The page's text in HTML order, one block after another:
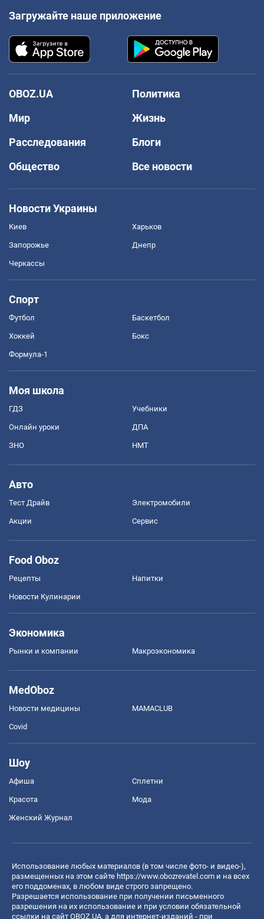
Загружайте наше приложение
OBOZ.UA
Политика
Мир
Жизнь
Расследования
Блоги
Общество
Все новости
Новости Украины
Киев Харьков
Запорожье Днепр
Черкассы
Спорт
Футбол Баскетбол
Хоккей Бокс
Формула-1
Моя школа
ГДЗ Учебники
Онлайн уроки ДПА
ЗНО НМТ
Авто
Тест Драйв Электромобили
Акции Сервис
Food Oboz
Рецепты Напитки
Новости Кулинарии
Экономика
Рынки и компании Mакроэкономика
MedOboz
Новости медицины MAMACLUB
Covid
Шоу
Афиша Сплетни
Красота Мода
Женский Журнал
Использование любых материалов (в том числе фото- и видео-),
размещенных на этом сайте https://www.obozrevatel.com и на всех
его поддоменах, в любом виде строго запрещено.
Разрешается использование при получении письменного
разрешения на их использование и при условии обязательной
ссылки на сайт OBOZ.UA, а для интернет-изданий - при